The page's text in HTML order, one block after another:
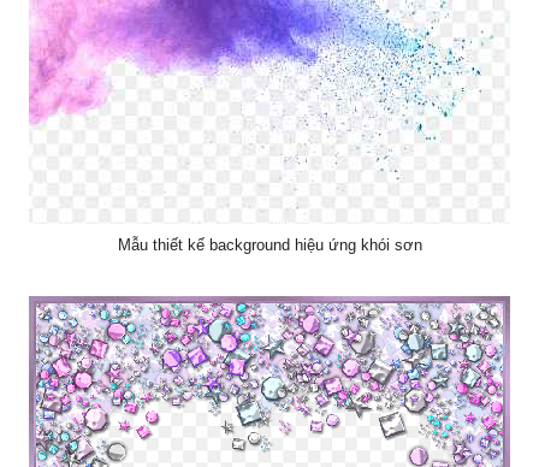
Mẫu thiết kế background hiệu ứng khói sơn